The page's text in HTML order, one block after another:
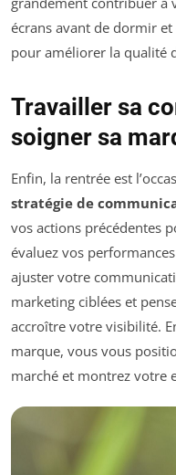
écrans avant de dormir
pour améliorer la qualité
Travailler sa
soigner sa
Enfin, la rentrée est
stratégie de
vos actions précédentes
évaluez vos
ajuster votre
marketing ciblées et
accroître votre visibilité.
marque, vous vous
marché et montrez votre